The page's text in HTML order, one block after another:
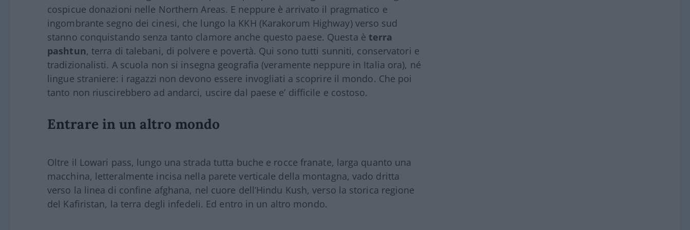
cospicue donazioni nelle Northern Areas. E neppure è arrivato il pragmatico e
ingombrante segno dei cinesi, che lungo la KKH (Karakorum Highway) verso sud
stanno conquistando senza tanto clamore anche questo paese. Questa è terra
pashtun, terra di talebani, di polvere e povertà. Qui sono tutti sunniti, conservatori e
tradizionalisti. A scuola non si insegna geografia (veramente neppure in Italia ora), né
lingue straniere: i ragazzi non devono essere invogliati a scoprire il mondo. Che poi
tanto non riuscirebbero ad andarci, uscire dal paese e’ difficile e costoso.
Entrare in un altro mondo
Oltre il Lowari pass, lungo una strada tutta buche e rocce franate, larga quanto una
macchina, letteralmente incisa nella parete verticale della montagna, vado dritta
verso la linea di confine afghana, nel cuore dell’Hindu Kush, verso la storica regione
del Kafiristan, la terra degli infedeli. Ed entro in un altro mondo.